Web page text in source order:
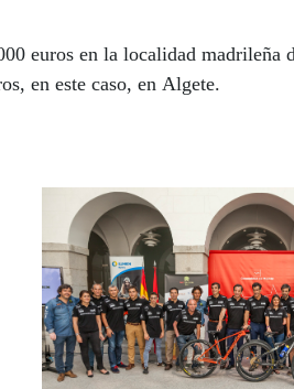
euros en la localidad
en este caso, en Algete.